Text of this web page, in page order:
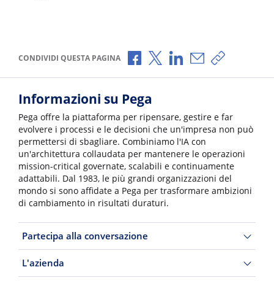
CONDIVIDI QUESTA PAGINA Condividi via Facebook
Condividi via X
Condividi via
Condividi via e-
Copia link
Informazioni su Pega
Pega offre la piattaforma per ripensare, gestire e far
evolvere i processi e le decisioni che un'impresa non può
permettersi di sbagliare. Combiniamo l'IA con
un'architettura collaudata per mantenere le operazioni
mission-critical governate, scalabili e continuamente
adattabili. Dal 1983, le più grandi organizzazioni del
mondo si sono affidate a Pega per trasformare ambizioni
di cambiamento in risultati duraturi.
Partecipa alla conversazione
L'azienda